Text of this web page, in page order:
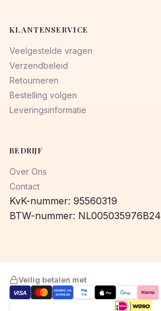
KLANTENSERVICE
Veelgestelde vragen
Verzendbeleid
Retourneren
Bestelling volgen
Leveringsinformatie
BEDRIJF
Over Ons
Contact
KvK-nummer: 95560319
BTW-nummer: NL005035976B24
Veilig betalen met
VISA AMERICAN
EXPRESS
Pay
Pal Pay GPay Klarna